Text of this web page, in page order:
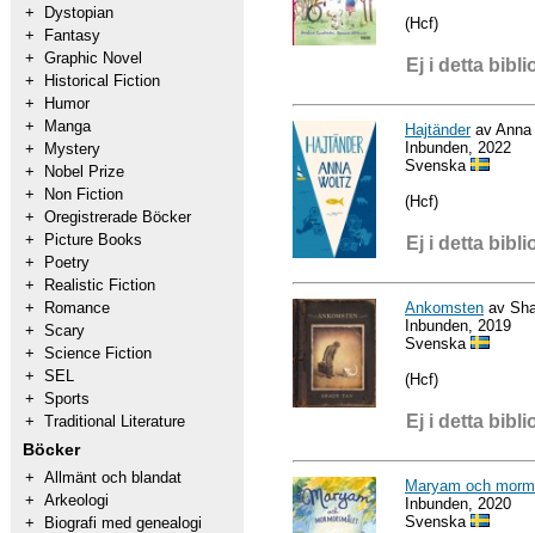
+
Dystopian
+
Fantasy
+ Graphic Novel
+
Historical Fiction
+
Humor
+
Manga
+
Mystery
+
Nobel Prize
+
Non Fiction
+ Oregistrerade Böcker
+
Picture Books
+
Poetry
+
Realistic Fiction
+
Romance
+ Scary
+ Science Fiction
+ SEL
+ Sports
+ Traditional Literature
Böcker
+ Allmänt och blandat
+ Arkeologi
+
Biografi med genealogi
(Hcf)
Ej i detta
Hajtänderav Anna
Inbunden, 2022
Svenska
(Hcf)
Ej i detta
Ankomsten av
Inbunden, 2019
Svenska
(Hcf)
Ej i detta
Maryam och
Inbunden, 2020
Svenska